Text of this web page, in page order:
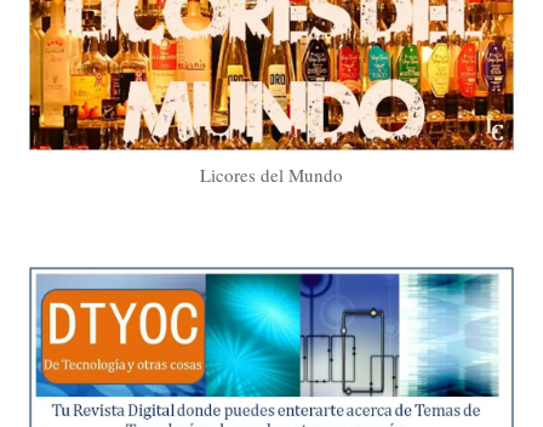
Licores del Mundo